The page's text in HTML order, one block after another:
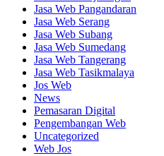
Jasa Web Pangandaran
Jasa Web Serang
Jasa Web Subang
Jasa Web Sumedang
Jasa Web Tangerang
Jasa Web Tasikmalaya
Jos Web
News
Pemasaran Digital
Pengembangan Web
Uncategorized
Web Jos